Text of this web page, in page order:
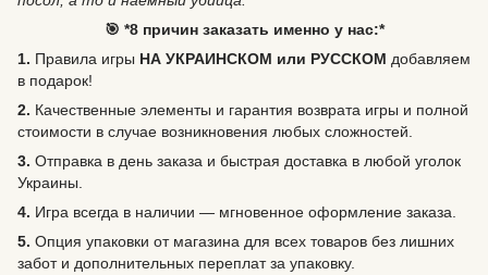
🎯 *8 причин заказать именно у нас:*
1. Правила игры НА УКРАИНСКОМ или РУССКОМ добавляем
в подарок!
2. Качественные элементы и гарантия возврата игры и полной
стоимости в случае возникновения любых сложностей.
3. Отправка в день заказа и быстрая доставка в любой уголок
Украины.
4. Игра всегда в наличии — мгновенное оформление заказа.
5. Опция упаковки от магазина для всех товаров без лишних
забот и дополнительных переплат за упаковку.